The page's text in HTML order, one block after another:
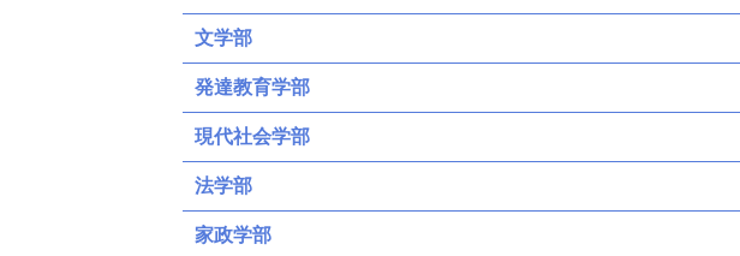
文学部
発達教育学部
現代社会学部
法学部
家政学部